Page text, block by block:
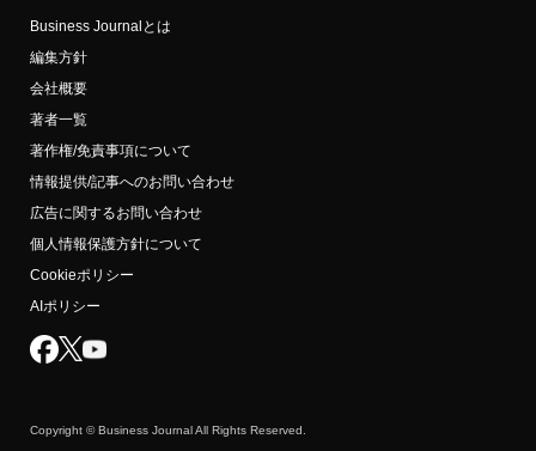
Business Journalとは
編集方針
会社概要
著者一覧
著作権/免責事項について
情報提供/記事へのお問い合わせ
広告に関するお問い合わせ
個人情報保護方針について
Cookieポリシー
AIポリシー
Copyright © Business Journal All Rights Reserved.